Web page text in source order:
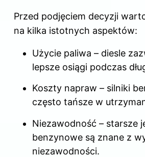
Przed podjęciem decyzji
na kilka istotnych aspektów:
Użycie paliwa – diesle
lepsze osiągi podczas
Koszty napraw – silniki
często tańsze w
Niezawodność – starsze
benzynowe są znane z
niezawodności.